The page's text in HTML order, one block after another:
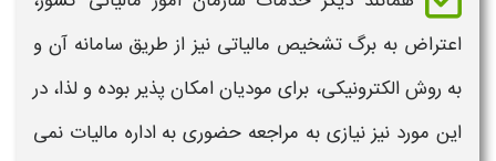
اعتراض به برگ تشخیص مالیاتی نیز از طریق سامانه آن و
به روشالکترونیکی، برای مودیان امکان پذیر بوده و لذا، در
این مورد نیز نیازی به مراجعه حضوری به اداره مالیات نمی